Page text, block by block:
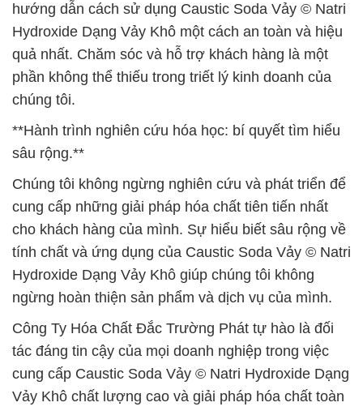
hướng dẫn cách sử dụng Caustic Soda Vảy © Natri
Hydroxide Dạng Vảy Khô một cách an toàn và hiệu
quả nhất. Chăm sóc và hỗ trợ khách hàng là một
phần không thể thiếu trong triết lý kinh doanh của
chúng tôi.
**Hành trình nghiên cứu hóa học: bí quyết tìm hiểu
sâu rộng.**
Chúng tôi không ngừng nghiên cứu và phát triển để
cung cấp những giải pháp hóa chất tiên tiến nhất
cho khách hàng của mình. Sự hiểu biết sâu rộng về
tính chất và ứng dụng của Caustic Soda Vảy © Natri
Hydroxide Dạng Vảy Khô giúp chúng tôi không
ngừng hoàn thiện sản phẩm và dịch vụ của mình.
Công Ty Hóa Chất Đắc Trường Phát tự hào là đối
tác đáng tin cậy của mọi doanh nghiệp trong việc
cung cấp Caustic Soda Vảy © Natri Hydroxide Dạng
Vảy Khô chất lượng cao và giải pháp hóa chất toàn